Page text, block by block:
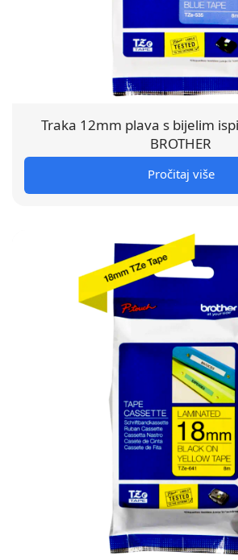
Traka 12mm plava s bijelim
BROTHER
Pročitaj više